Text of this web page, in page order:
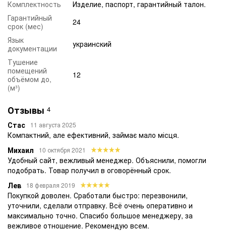
Комплектность
Изделие, паспорт, гарантийный талон.
Гарантийный
срок (мес)
24
Язык
документации
украинский
Тушение
помещений
объёмом до,
(м³)
12
Отзывы 4
Стас 11 августа 2025
Компактний, але ефективний, займає мало місця.
Михаил
10 октября 2021
Удобный сайт, вежливый менеджер. Объяснили, помогли
подобрать. Товар получил в оговорённый срок.
Лев
18 февраля 2019
Покупкой доволен. Сработали быстро: перезвонили,
уточнили, сделали отправку. Всё очень оперативно и
максимально точно. Спасибо большое менеджеру, за
вежливое отношение. Рекомендую всем.